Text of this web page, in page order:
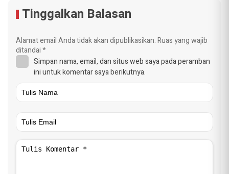
Tinggalkan Balasan
Alamat email Anda tidak akan dipublikasikan.Ruas yang wajib
ditandai*
Simpan nama, email, dan situs web saya pada peramban
ini untuk komentar saya berikutnya.